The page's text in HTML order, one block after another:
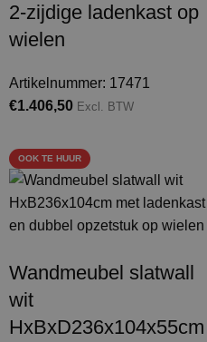
2-zijdige ladenkast op
wielen
Artikelnummer: 17471
€1.406,50 Excl. BTW
OOK TE HUUR
Wandmeubel slatwall
wit
HxBxD236x104x55cm